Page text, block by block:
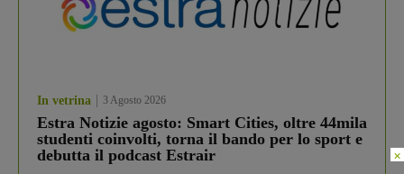
In vetrina 3 Agosto 2026
Estra Notizie agosto: Smart Cities, oltre 44mila
studenti coinvolti, torna il bando per lo sport e
debutta il podcast Estrair
×